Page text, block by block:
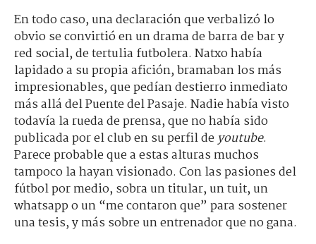
En todo caso, una declaración que verbalizó lo
obvio se convirtió en un drama de barra de bar y
red social, de tertulia futbolera. Natxo había
lapidado a su propia afición, bramaban los más
impresionables, que pedían destierro inmediato
más allá del Puente del Pasaje. Nadie había visto
todavía la rueda de prensa, que no había sido
publicada por el club en su perfil deyoutube.
Parece probable que a estas alturas muchos
tampoco la hayan visionado. Con las pasiones del
fútbol por medio, sobra un titular, un tuit, un
whatsapp o un “me contaron que” para sostener
una tesis, y más sobre un entrenador que no gana.